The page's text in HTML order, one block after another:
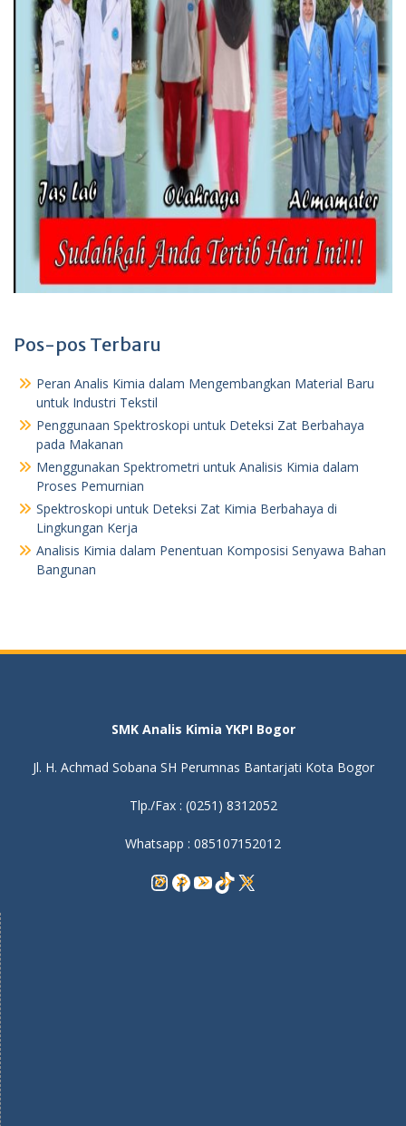
Pos-pos Terbaru
Peran Analis Kimia dalam Mengembangkan Material Baru
untuk Industri Tekstil
Penggunaan Spektroskopi untuk Deteksi Zat Berbahaya
pada Makanan
Menggunakan Spektrometri untuk Analisis Kimia dalam
Proses Pemurnian
Spektroskopi untuk Deteksi Zat Kimia Berbahaya di
Lingkungan Kerja
Analisis Kimia dalam Penentuan Komposisi Senyawa Bahan
Bangunan
SMK Analis Kimia YKPI Bogor
Jl. H. Achmad Sobana SH Perumnas Bantarjati Kota Bogor
Tlp./Fax : (0251) 8312052
Whatsapp : 085107152012
Instagram
Facebook
YouTube
TikTok
X